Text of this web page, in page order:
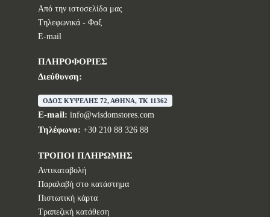
Από την ιστοσελίδα μας
Tηλεφωνικά - Φαξ
E-mail
ΠΛΗΡΟΦΟΡΙΕΣ
Διεύθυνση:
ΟΔΟΣ ΚΥΨΕΛΗΣ 72, ΑΘΗΝΑ, TK 11362
E-mail: info@wisdomstores.com
Τηλέφωνο: +30 210 88 326 88
ΤΡΟΠΟΙ ΠΛΗΡΩΜΗΣ
Αντικαταβολή
Παραλαβή στο κατάστημα
Πιστωτική κάρτα
Τραπεζική κατάθεση